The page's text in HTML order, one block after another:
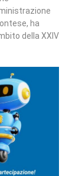
ha
della XXIV